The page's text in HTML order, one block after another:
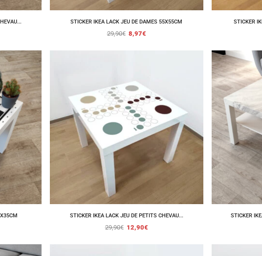
STICKER IKEA LACK JEU DE DAMES 55X55CM
29,90€ 8,97€
STICKER
STICKER IKEA LACK JEU DE PETITS CHEVAU...
29,90€ 12,90€
STICKER